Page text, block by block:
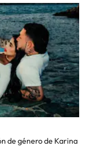
de género de Karina